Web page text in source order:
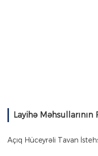
Layihə
Açıq Hüceyrəli Tavan